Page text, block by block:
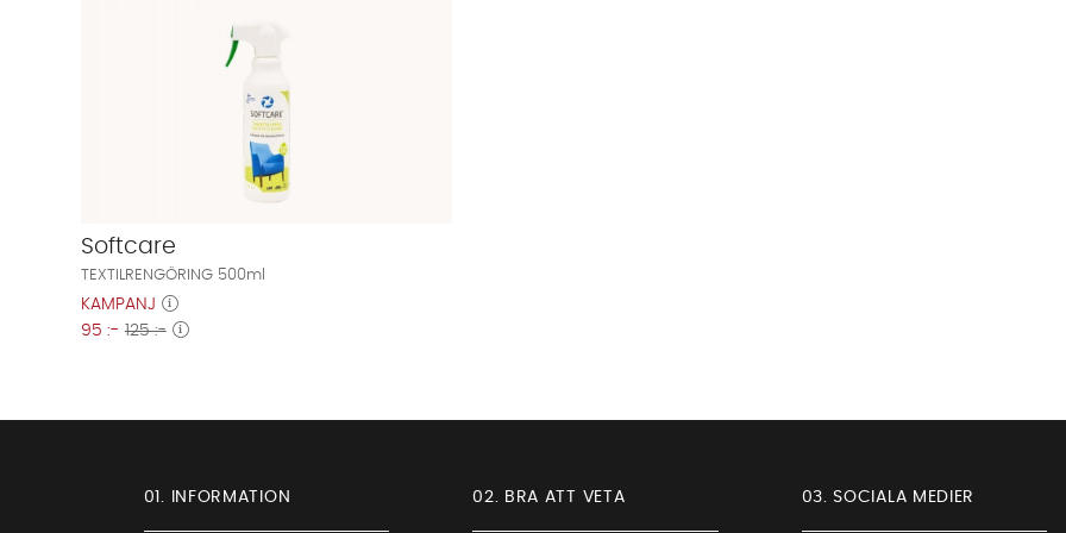
Softcare
TEXTILRENGÖRING 500ml
KAMPANJ
95 :- 125 :-
01. INFORMATION 02. BRA ATT VETA 03. SOCIALA MEDIER